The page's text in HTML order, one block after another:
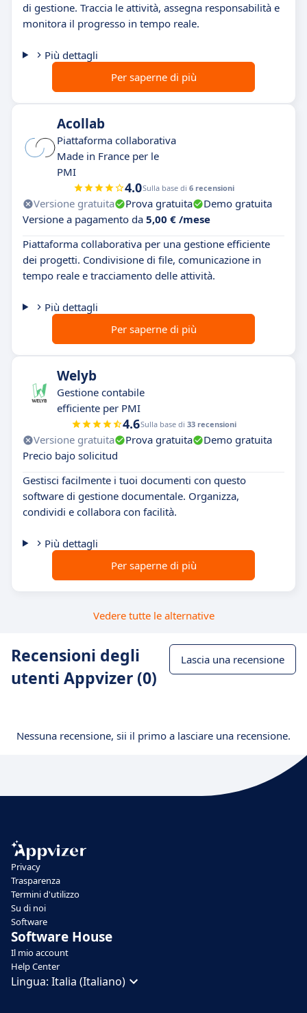
di gestione. Traccia le attività, assegna responsabilità e
monitora il progresso in tempo reale.
Più dettagli
Per saperne di più
Acollab
Piattaforma collaborativa
Made in France per le
PMI
4.0Sulla base di 6 recensioni
Versione gratuita Prova gratuita
Demo gratuita
Versione a pagamento da 5,00 € /mese
Piattaforma collaborativa per una gestione efficiente
dei progetti. Condivisione di file, comunicazione in
tempo reale e tracciamento delle attività.
Più dettagli
Per saperne di più
Welyb
Gestione contabile
efficiente per PMI
4.6Sulla base di 33 recensioni
Versione gratuita Prova gratuita
Demo gratuita
Precio bajo solicitud
Gestisci facilmente i tuoi documenti con questo
software di gestione documentale. Organizza,
condividi e collabora con facilità.
Più dettagli
Per saperne di più
Vedere tutte le alternative
Recensioni degli
utenti Appvizer (0)
Lascia una recensione
Nessuna recensione, sii il primo a lasciare una recensione.
Privacy
Trasparenza
Termini d'utilizzo
Su di noi
Software
Software House
Il mio account
Help Center
Lingua: Italia (Italiano)